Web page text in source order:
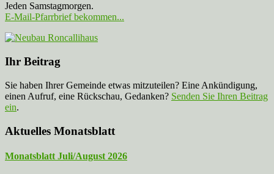
Jeden Samstagmorgen.
E-Mail-Pfarrbrief bekommen...
Ihr Beitrag
Sie haben Ihrer Gemeinde etwas mitzuteilen? Eine Ankündigung,
einen Aufruf, eine Rückschau, Gedanken? Senden Sie Ihren Beitrag
ein.
Aktuelles Monatsblatt
Monatsblatt Juli/August 2026